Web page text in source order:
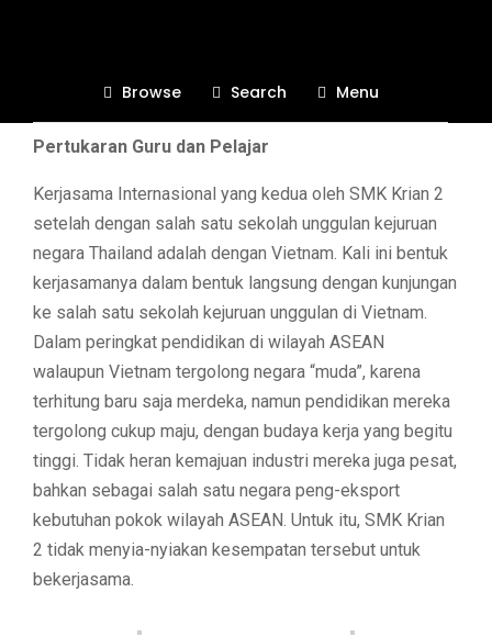
Browse Search Menu
Pertukaran Guru dan Pelajar
Kerjasama Internasional yang kedua oleh SMK Krian 2
setelah dengan salah satu sekolah unggulan kejuruan
negara Thailand adalah dengan Vietnam. Kali ini bentuk
kerjasamanya dalam bentuk langsung dengan kunjungan
ke salah satu sekolah kejuruan unggulan di Vietnam.
Dalam peringkat pendidikan di wilayah ASEAN
walaupun Vietnam tergolong negara “muda”, karena
terhitung baru saja merdeka, namun pendidikan mereka
tergolong cukup maju, dengan budaya kerja yang begitu
tinggi. Tidak heran kemajuan industri mereka juga pesat,
bahkan sebagai salah satu negara peng-eksport
kebutuhan pokok wilayah ASEAN. Untuk itu, SMK Krian
2 tidak menyia-nyiakan kesempatan tersebut untuk
bekerjasama.